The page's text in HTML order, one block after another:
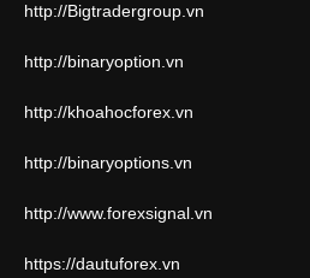
http://Bigtradergroup.vn
http://binaryoption.vn
http://khoahocforex.vn
http://binaryoptions.vn
http://www.forexsignal.vn
https://dautuforex.vn